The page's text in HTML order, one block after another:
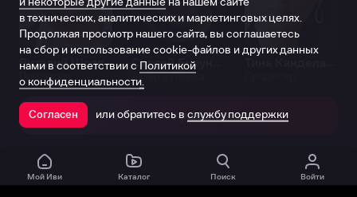
Виталий Шляппо
Продюсер Актёр дубляжа
Открыть в приложении
Мой Иви Каталог Поиск Войти
в технических, аналитических и маркетинговых целях.
Продолжая просмотр нашего сайта, вы соглашаетесь
на сбор и использование cookie-файлов и других данных
нами в соответствии с Политикой
о конфиденциальности.
Согласен или обратитесь в службу поддержки